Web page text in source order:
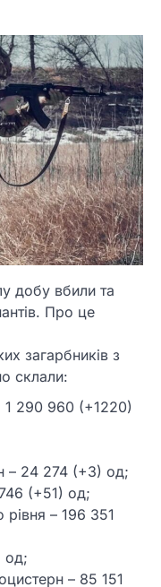
добу вбили та
Про це
загарбників з
склали:
1 290 960 (+1220)
– 24 274 (+3) од;
(+51) од;
– 196 351
од;
– 85 151